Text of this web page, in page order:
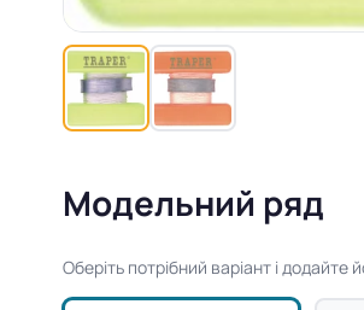
Модельний ряд
Оберіть потрібний варіант і додайте